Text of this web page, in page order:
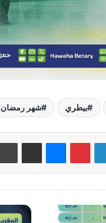
بيطري شهر رمضان
لينكدإن بينتيريستماسنجر مشاركة عبر البريد
إمساكية
الخميس